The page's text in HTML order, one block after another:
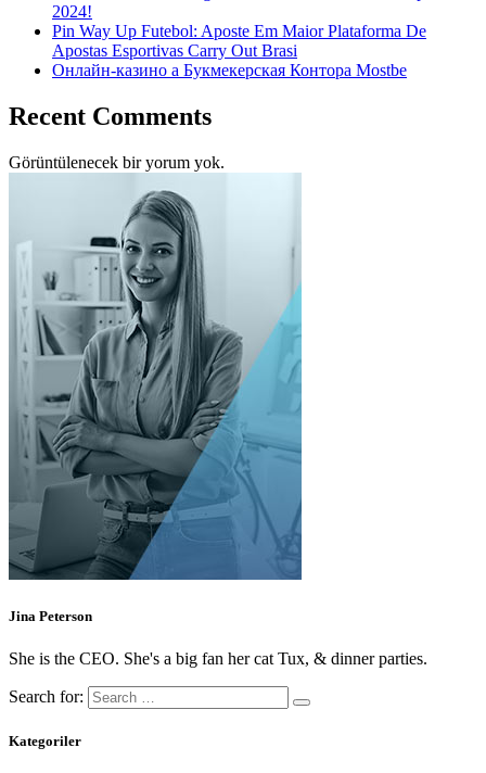
2024!
Pin Way Up Futebol: Aposte Em Maior Plataforma De
Apostas Esportivas Carry Out Brasi
Онлайн-казино а Букмекерская Контора Mostbe
Recent Comments
Görüntülenecek bir yorum yok.
Jina Peterson
She is the CEO. She's a big fan her cat Tux, & dinner parties.
Search for:
Kategoriler